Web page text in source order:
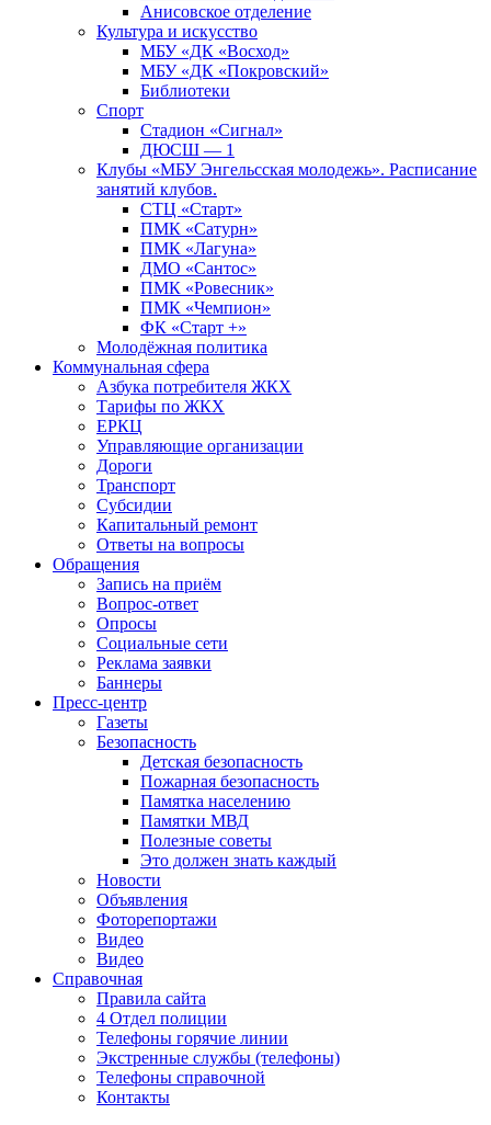
Анисовское отделение
Культура и искусство
МБУ «ДК «Восход»
МБУ «ДК «Покровский»
Библиотеки
Спорт
Стадион «Сигнал»
ДЮСШ — 1
Клубы «МБУ Энгельсская молодежь». Расписание
занятий клубов.
СТЦ «Старт»
ПМК «Сатурн»
ПМК «Лагуна»
ДМО «Сантос»
ПМК «Ровесник»
ПМК «Чемпион»
ФК «Старт +»
Молодёжная политика
Коммунальная сфера
Азбука потребителя ЖКХ
Тарифы по ЖКХ
ЕРКЦ
Управляющие организации
Дороги
Транспорт
Субсидии
Капитальный ремонт
Ответы на вопросы
Обращения
Запись на приём
Вопрос-ответ
Опросы
Социальные сети
Реклама заявки
Баннеры
Пресс-центр
Газеты
Безопасность
Детская безопасность
Пожарная безопасность
Памятка населению
Памятки МВД
Полезные советы
Это должен знать каждый
Новости
Объявления
Фоторепортажи
Видео
Видео
Справочная
Правила сайта
4 Отдел полиции
Телефоны горячие линии
Экстренные службы (телефоны)
Телефоны справочной
Контакты